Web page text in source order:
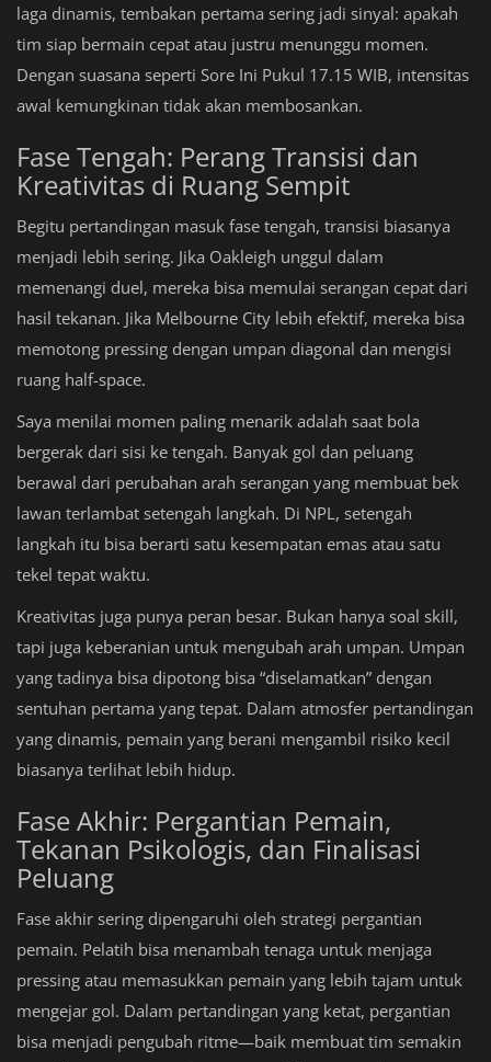
laga dinamis, tembakan pertama sering jadi sinyal: apakah
tim siap bermain cepat atau justru menunggu momen.
Dengan suasana seperti Sore Ini Pukul 17.15 WIB, intensitas
awal kemungkinan tidak akan membosankan.
Fase Tengah: Perang Transisi dan
Kreativitas di Ruang Sempit
Begitu pertandingan masuk fase tengah, transisi biasanya
menjadi lebih sering. Jika Oakleigh unggul dalam
memenangi duel, mereka bisa memulai serangan cepat dari
hasil tekanan. Jika Melbourne City lebih efektif, mereka bisa
memotong pressing dengan umpan diagonal dan mengisi
ruang half-space.
Saya menilai momen paling menarik adalah saat bola
bergerak dari sisi ke tengah. Banyak gol dan peluang
berawal dari perubahan arah serangan yang membuat bek
lawan terlambat setengah langkah. Di NPL, setengah
langkah itu bisa berarti satu kesempatan emas atau satu
tekel tepat waktu.
Kreativitas juga punya peran besar. Bukan hanya soal skill,
tapi juga keberanian untuk mengubah arah umpan. Umpan
yang tadinya bisa dipotong bisa “diselamatkan” dengan
sentuhan pertama yang tepat. Dalam atmosfer pertandingan
yang dinamis, pemain yang berani mengambil risiko kecil
biasanya terlihat lebih hidup.
Fase Akhir: Pergantian Pemain,
Tekanan Psikologis, dan Finalisasi
Peluang
Fase akhir sering dipengaruhi oleh strategi pergantian
pemain. Pelatih bisa menambah tenaga untuk menjaga
pressing atau memasukkan pemain yang lebih tajam untuk
mengejar gol. Dalam pertandingan yang ketat, pergantian
bisa menjadi pengubah ritme—baik membuat tim semakin